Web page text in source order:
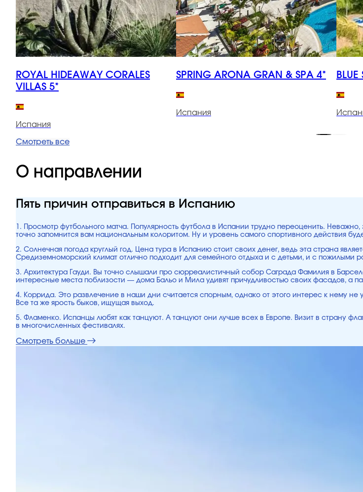
ROYAL HIDEAWAY CORALES
VILLAS 5*
Испания
SPRING ARONA GRAN & SPA 4*
Испания
Смотреть все
О направлении
Пять причин отправиться в Испанию
1. Просмотр футбольного матча. Популярность футбола в Испании трудно переоценить.
точно запомнится вам национальным колоритом. Ну и уровень самого спортивного действия
2. Солнечная погода круглый год. Цена тура в Испанию стоит своих денег, ведь эта страна
Средиземноморский климат отлично подходит для семейного отдыха и с детьми, и с пожилыми
3. Архитектура Гауди. Вы точно слышали про сюрреалистичный собор Саграда Фамилия в
интересные места поблизости — дома Бальо и Мила удивят причудливостью своих фасадов, а
4. Коррида. Это развлечение в наши дни считается спорным, однако от этого интерес к нему не
Все та же ярость быков, ищущая выход.
5. Фламенко. Испанцы любят как танцуют. А танцуют они лучше всех в Европе. Визит в страну
в многочисленных фестивалях.
Смотреть больше